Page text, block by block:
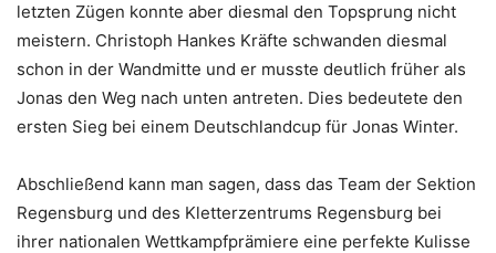
letzten Zügen konnte aber diesmal den Topsprung nicht
meistern. Christoph Hankes Kräfte schwanden diesmal
schon in der Wandmitte und er musste deutlich früher als
Jonas den Weg nach unten antreten. Dies bedeutete den
ersten Sieg bei einem Deutschlandcup für Jonas Winter.
Abschließend kann man sagen, dass das Team der Sektion
Regensburg und des Kletterzentrums Regensburg bei
ihrer nationalen Wettkampfprämiere eine perfekte Kulisse